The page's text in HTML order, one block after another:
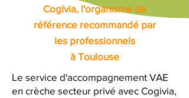
Cogivia, l'organisme de
référence recommandé par
les professionnels
à Toulouse
Le service d'accompagnement VAE
en crèche secteur privé avec Cogivia,